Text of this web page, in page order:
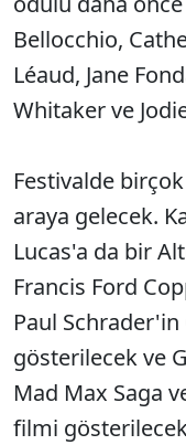
Bellocchio,
Léaud, Jane
Whitaker ve
Festivalde
araya gelecek.
Lucas'a da bir
Francis Ford
Paul Schrader'in
gösterilecek ve
Mad Max Saga
filmi